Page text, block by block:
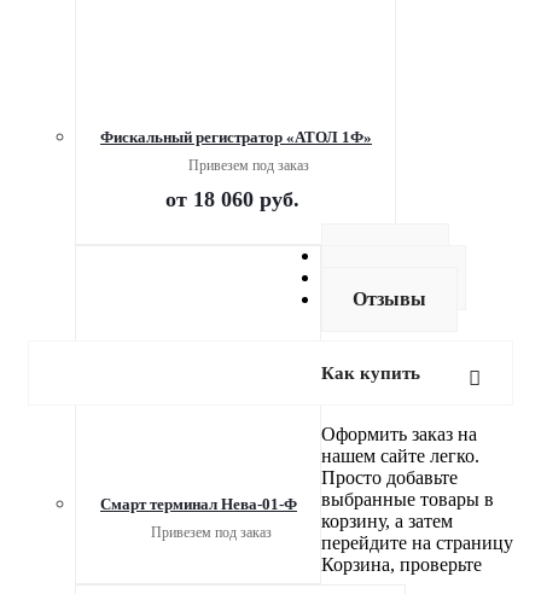
Фискальный регистратор «АТОЛ 1Ф»
Привезем под заказ
от 18 060 руб.
Смарт терминал Нева-01-Ф
Привезем под заказ
Отзывы
Как купить
Оформить заказ на
нашем сайте легко.
Просто добавьте
выбранные товары в
корзину, а затем
перейдите на страницу
Корзина, проверьте